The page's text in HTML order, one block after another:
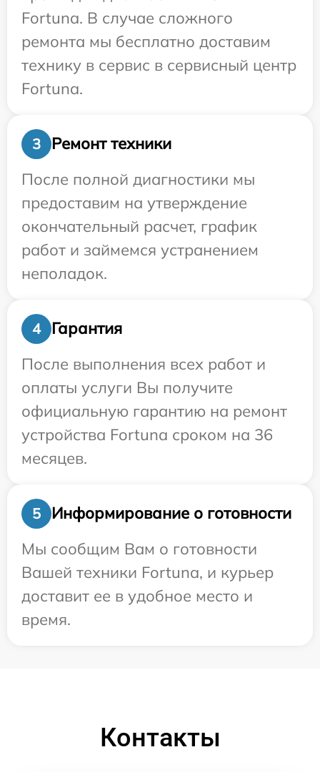
Fortuna. В случае сложного
ремонта мы бесплатно доставим
технику в сервис в сервисный центр
Fortuna.
3
Ремонт техники
После полной диагностики мы
предоставим на утверждение
окончательный расчет, график
работ и займемся устранением
неполадок.
4
Гарантия
После выполнения всех работ и
оплаты услуги Вы получите
официальную гарантию на ремонт
устройства Fortuna сроком на 36
месяцев.
5
Информирование о готовности
Мы сообщим Вам о готовности
Вашей техники Fortuna, и курьер
доставит ее в удобное место и
время.
Контакты